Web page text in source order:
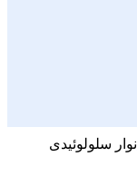
نوار سلولوئیدی